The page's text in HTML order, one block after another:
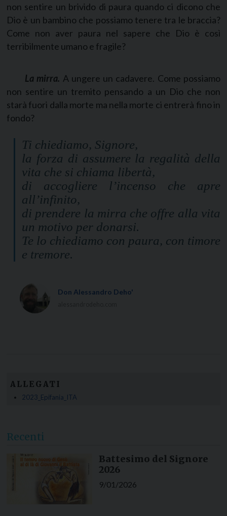
non sentire un brivido di paura quando ci dicono che
Dio è un bambino che possiamo tenere tra le braccia?
Come non aver paura nel sapere che Dio è così
terribilmente umano e fragile?
La mirra. A ungere un cadavere. Come possiamo
non sentire un tremito pensando a un Dio che non
starà fuori dalla morte ma nella morte ci entrerà fino in
fondo?
Ti chiediamo, Signore,
la forza di assumere la regalità della
vita che si chiama libertà,
di accogliere l’incenso che apre
all’infinito,
di prendere la mirra che offre alla vita
un motivo per donarsi.
Te lo chiediamo con paura, con timore
e tremore.
Don Alessandro Deho'
ALLEGATI
2023_Epifania_ITA
Recenti
Battesimo del Signore
2026
9/01/2026